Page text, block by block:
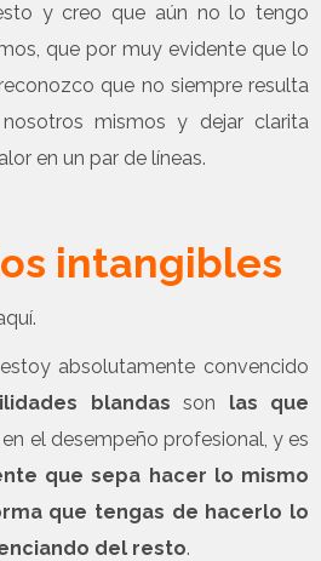
y creo que aún no lo tengo
que por muy evidente que lo
que no siempre resulta
mismos y dejar clarita
en un par de líneas.
intangibles
absolutamente convencido
blandas son las que
en el desempeño profesional, y es
que sepa hacer lo mismo
que tengas de hacerlo lo
del resto.